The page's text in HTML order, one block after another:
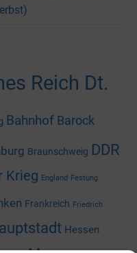
Reich Dt.
Bahnhof Barock
Braunschweig DDR
Krieg England Festung
Frankreich Friedrich
Hessen